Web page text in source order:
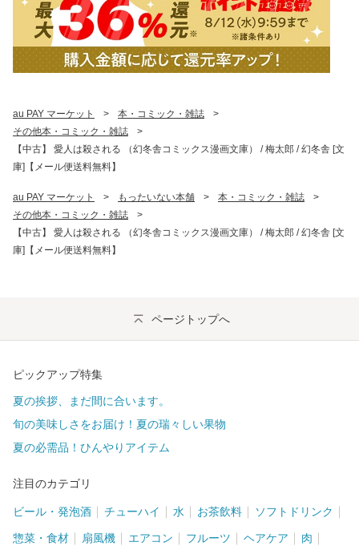
au PAY マーケット > 本・コミック・雑誌
>
その他本・コミック・雑誌
>
【中古】 愛人は殺される （幻冬舎コミックス漫画文庫） / 梅太郎 / 幻冬舎 [文
庫]【メール便送料無料】
au PAY マーケット > もったいない本舗 > 本・コミック・雑誌
>
その他本・コミック・雑誌
>
【中古】 愛人は殺される （幻冬舎コミックス漫画文庫） / 梅太郎 / 幻冬舎 [文
庫]【メール便送料無料】
ページトップへ
ピックアップ特集
夏の挨拶、まだ間に合います。
旬の美味しさをお届け！夏の瑞々しい果物
夏の必需品！ひんやりアイテム
注目のカテゴリ
ビール・発泡酒 チューハイ 水 お茶飲料 ソフトドリンク
惣菜・食材 扇風機 エアコン フルーツ ヘアケア 肉